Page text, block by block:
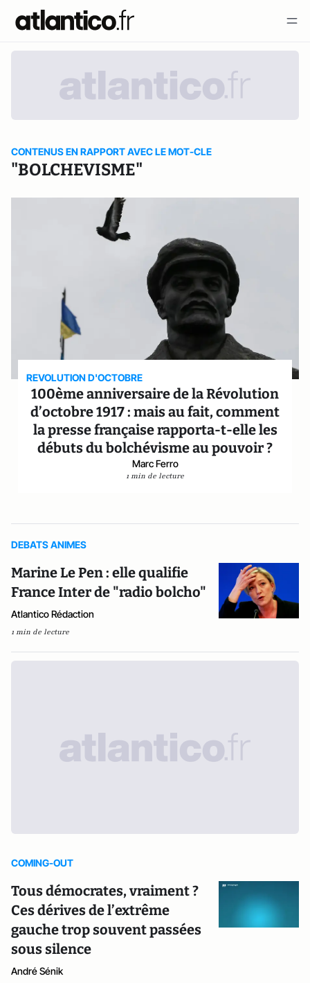
CONTENUS EN RAPPORT AVEC LE MOT-CLE
"BOLCHEVISME"
REVOLUTION D'OCTOBRE
100ème anniversaire de la Révolution
d’octobre 1917 : mais au fait, comment
la presse française rapporta-t-elle les
débuts du bolchévisme au pouvoir ?
Marc Ferro
1 min de lecture
DEBATS ANIMES
Marine Le Pen : elle qualifie
France Inter de "radio bolcho"
Atlantico Rédaction
1 min de lecture
COMING-OUT
Tous démocrates, vraiment ?
Ces dérives de l’extrême
gauche trop souvent passées
sous silence
André Sénik